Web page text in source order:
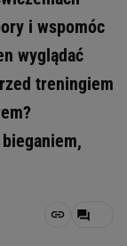
i wspomóc
wyglądać
treningiem